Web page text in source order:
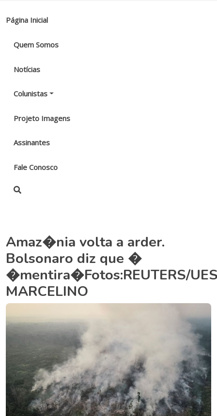
Página Inicial
Quem Somos
Notícias
Colunistas
Projeto Imagens
Assinantes
Fale Conosco
Amaz�nia volta a arder.
Bolsonaro diz que �
�mentira�Fotos:REUTERS/
MARCELINO